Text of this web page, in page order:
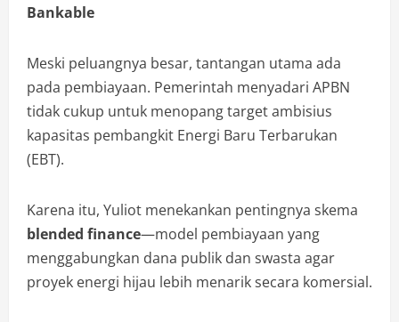
Bankable
Meski peluangnya besar, tantangan utama ada
pada pembiayaan. Pemerintah menyadari APBN
tidak cukup untuk menopang target ambisius
kapasitas pembangkit Energi Baru Terbarukan
(EBT).
Karena itu, Yuliot menekankan pentingnya skema
blended finance—model pembiayaan yang
menggabungkan dana publik dan swasta agar
proyek energi hijau lebih menarik secara komersial.